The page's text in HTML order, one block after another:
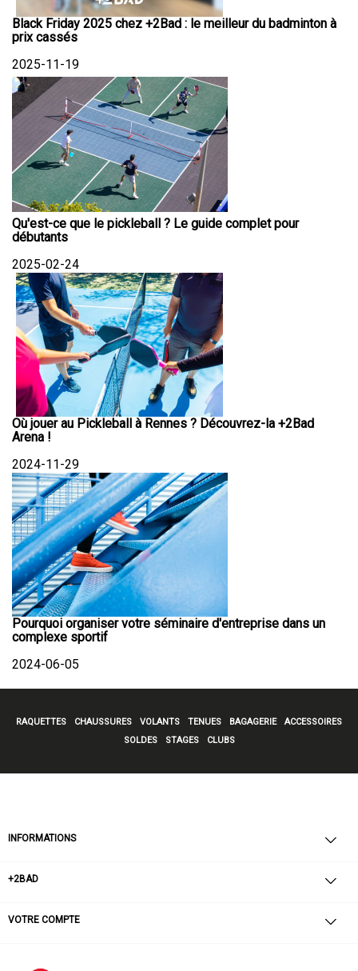
Black Friday 2025 chez +2Bad : le meilleur du badminton à
prix cassés
2025-11-19
Qu'est-ce que le pickleball ? Le guide complet pour
débutants
2025-02-24
Où jouer au Pickleball à Rennes ? Découvrez-la +2Bad
Arena !
2024-11-29
Pourquoi organiser votre séminaire d'entreprise dans un
complexe sportif
2024-06-05
RAQUETTES CHAUSSURES VOLANTS TENUES BAGAGERIE
ACCESSOIRES
SOLDES
STAGES CLUBS
INFORMATIONS
+2BAD
VOTRE COMPTE